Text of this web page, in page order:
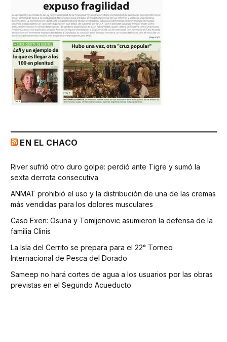
EN EL CHACO
River sufrió otro duro golpe: perdió ante Tigre y sumó la
sexta derrota consecutiva
ANMAT prohibió el uso y la distribución de una de las cremas
más vendidas para los dolores musculares
Caso Exen: Osuna y Tomljenovic asumieron la defensa de la
familia Clinis
La Isla del Cerrito se prepara para el 22° Torneo
Internacional de Pesca del Dorado
Sameep no hará cortes de agua a los usuarios por las obras
previstas en el Segundo Acueducto